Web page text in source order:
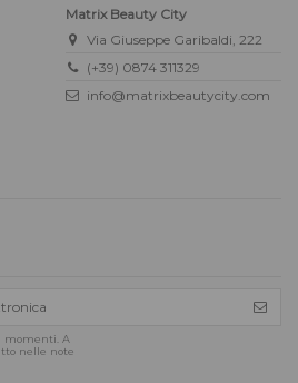
Matrix Beauty City
Via Giuseppe Garibaldi, 222
(+39) 0874 311329
info@matrixbeautycity.com
momenti. A
nelle note